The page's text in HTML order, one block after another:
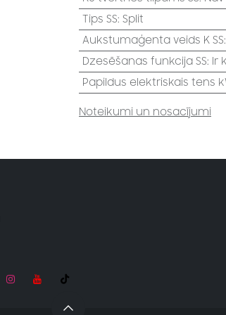
Tips SS: Split
Aukstumaģenta veids K SS:
Dzesēšanas funkcija SS: Ir
Papildus elektriskais tens
Noteikumi un nosacījumi